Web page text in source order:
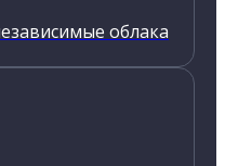
облака